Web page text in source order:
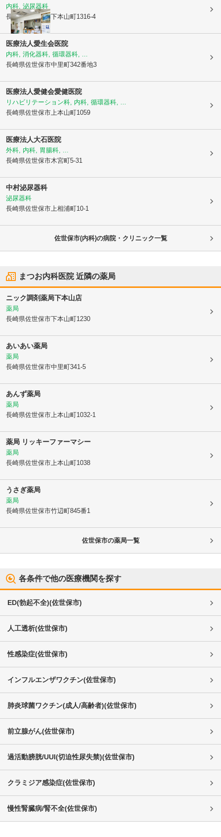
内科, 泌尿器科
長崎県佐世保市下本山町1316-4
医療法人愛生会医院
内科, 消化器科, 循環器科, ...
長崎県佐世保市中里町342番地3
医療法人愛健会愛健医院
リハビリテーション科, 内科, 循環器科, ...
長崎県佐世保市上本山町1059
医療法人大石医院
外科, 内科, 胃腸科, ...
長崎県佐世保市木宮町5-31
中村泌尿器科
泌尿器科
長崎県佐世保市上相浦町10-1
佐世保市(内科)の病院・クリニック一覧
まつお内科医院近隣の薬局
ニック調剤薬局下本山店
薬局
長崎県佐世保市下本山町1230
あいあい薬局
薬局
長崎県佐世保市中里町341-5
あんず薬局
薬局
長崎県佐世保市上本山町1032-1
薬局 リッキーファーマシー
薬局
長崎県佐世保市上本山町1038
うさぎ薬局
薬局
長崎県佐世保市竹辺町845番1
佐世保市の薬局一覧
各条件で他の医療機関を探す
ED(勃起不全)(佐世保市)
人工透析(佐世保市)
性感染症(佐世保市)
インフルエンザワクチン(佐世保市)
肺炎球菌ワクチン(成人/高齢者)(佐世保市)
前立腺がん(佐世保市)
過活動膀胱/UUI(切迫性尿失禁)(佐世保市)
クラミジア感染症(佐世保市)
慢性腎臓病/腎不全(佐世保市)